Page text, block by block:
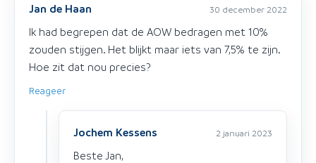
Jan de Haan 30 december 2022
Ik had begrepen dat de AOW bedragen met 10%
zouden stijgen. Het blijkt maar iets van 7,5% te zijn.
Hoe zit dat nou precies?
Reageer
Jochem Kessens 2 januari 2023
Beste Jan,